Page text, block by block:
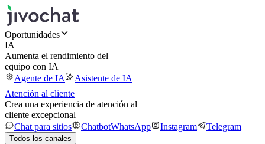
Oportunidades
IA
Aumenta el rendimiento del
equipo con IA
Agente de IA
Asistente de IA
Atención al cliente
Crea una experiencia de atención al
cliente excepcional
Chat para sitios
ChatbotWhatsApp Instagram Telegram
Todos los canales